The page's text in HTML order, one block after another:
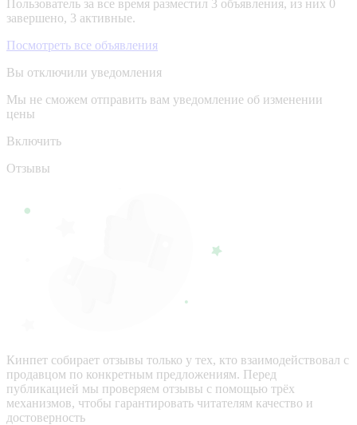
Пользователь за все время разместил 3 объявления, из них 0
завершено, 3 активные.
Посмотреть все объявления
Вы отключили уведомления
Мы не сможем отправить вам уведомление об изменении
цены
Включить
Отзывы
Кинпет собирает отзывы только у тех, кто взаимодействовал с
продавцом по конкретным предложениям. Перед
публикацией мы проверяем отзывы с помощью трёх
механизмов, чтобы гарантировать читателям качество и
достоверность